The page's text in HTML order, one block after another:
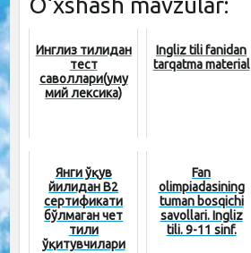
O‘xshash mavzular:
Инглиз тилидан
тест
саволлари(уму
мий лексика)
Ingliz tili fanidan
tarqatma material
Янги ўқув
йилидан B2
сертификати
бўлмаган чет
тили
ўқитувчилари
Fan
olimpiadasining
tuman bosqichi
savollari. Ingliz
tili. 9-11 sinf.